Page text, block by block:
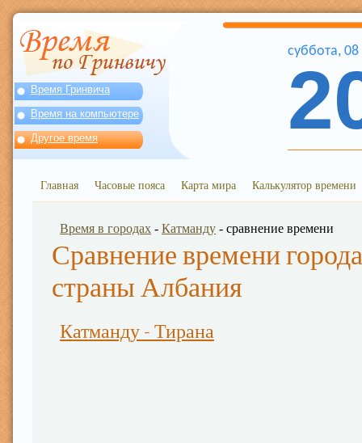
Время Гринвича
Время на компьютере
Другое время
суббота, 08
Главная Часовые пояса Карта мира Калькулятор времени
Время в городах - Катманду - сравнение времени
Сравнение времени
страны Албания
Катманду - Тирана